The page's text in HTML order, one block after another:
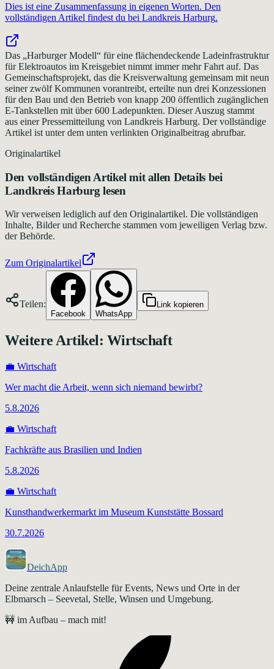
Dies ist eine Zusammenfassung in eigenen Worten. Den
vollständigen Artikel findest du bei Landkreis Harburg.
Das „Harburger Modell“ für eine flächendeckende Ladeinfrastruktur
für Elektroautos im Kreisgebiet nimmt immer mehr Fahrt auf. Das
Gemeinschaftsprojekt, das die Kreisverwaltung gemeinsam mit neun
seiner zwölf Kommunen vorantreibt, erteilte nun drei Konzessionen
für den Bau und den Betrieb von knapp 200 öffentlich zugänglichen
E-Tankstellen mit über 600 Ladepunkten. Dieser Auszug stammt
aus einer Pressemitteilung von Landkreis Harburg. Der vollständige
Artikel ist unter dem unten verlinkten Originalbeitrag abrufbar.
Originalartikel
Den vollständigen Artikel mit allen Details bei
Landkreis Harburg lesen
Wir verweisen lediglich auf den Originalartikel. Die vollständigen
Inhalte, Bilder und Recherche stammen vom jeweiligen Verlag bzw.
der Behörde.
Zum Originalartikel
Teilen:
Facebook WhatsApp
Link kopieren
Weitere Artikel: Wirtschaft
💼 Wirtschaft
Wer macht die Arbeit, wenn sich niemand bewirbt?
5.8.2026
💼 Wirtschaft
Fachkräfte aus Brasilien und Indien
5.8.2026
💼 Wirtschaft
Kunsthandwerkermarkt im Museum Kunststätte Bossard
30.7.2026
DeichApp
Deine zentrale Anlaufstelle für Events, News und Orte in der
Elbmarsch – Seevetal, Stelle, Winsen und Umgebung.
🚧 im Aufbau – mach mit!